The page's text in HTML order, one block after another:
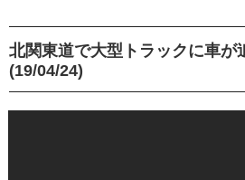
北関東道で大型トラックに車
(19/04/24)